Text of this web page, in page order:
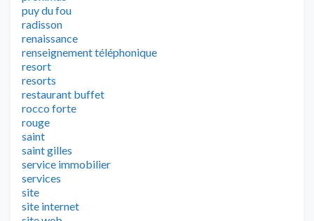
puy du fou
radisson
renaissance
renseignement téléphonique
resort
resorts
restaurant buffet
rocco forte
rouge
saint
saint gilles
service immobilier
services
site
site internet